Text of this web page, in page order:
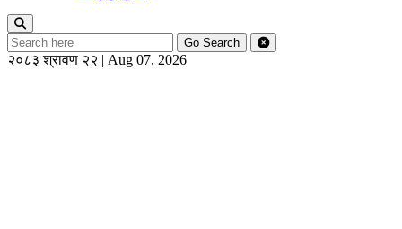
Go Search
२०८३ श्रावण २२ | Aug 07, 2026